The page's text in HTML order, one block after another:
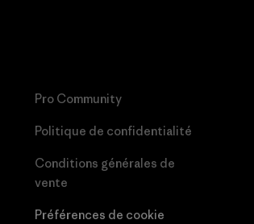
Pro Community
Politique de confidentialité
Conditions générales de
vente
Préférences de cookie